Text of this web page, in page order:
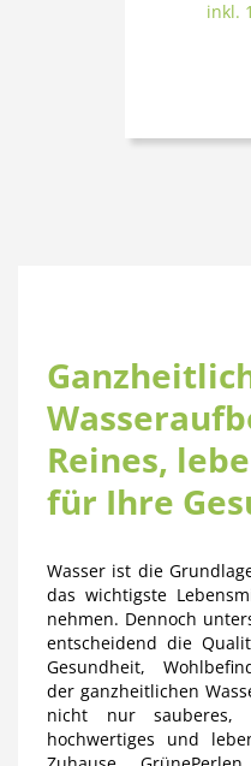
inkl.
Reines,
für Ihre
Wasser ist die
das wichtigste
nehmen. Dennoch
entscheidend die
Gesundheit,
derganzheitlichen
nicht nur sauberes,
hochwertiges und